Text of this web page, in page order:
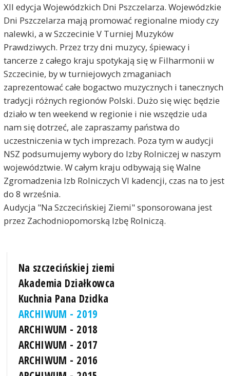
XII edycja Wojewódzkich Dni Pszczelarza. Wojewódzkie
Dni Pszczelarza mają promować regionalne miody czy
nalewki, a w Szczecinie V Turniej Muzyków
Prawdziwych. Przez trzy dni muzycy, śpiewacy i
tancerze z całego kraju spotykają się w Filharmonii w
Szczecinie, by w turniejowych zmaganiach
zaprezentować całe bogactwo muzycznych i tanecznych
tradycji różnych regionów Polski. Dużo się więc będzie
działo w ten weekend w regionie i nie wszędzie uda
nam się dotrzeć, ale zapraszamy państwa do
uczestniczenia w tych imprezach. Poza tym w audycji
NSZ podsumujemy wybory do Izby Rolniczej w naszym
województwie. W całym kraju odbywają się Walne
Zgromadzenia Izb Rolniczych VI kadencji, czas na to jest
do 8 września.
Audycja "Na Szczecińskiej Ziemi" sponsorowana jest
przez Zachodniopomorską Izbę Rolniczą.
Na szczecińskiej ziemi
Akademia Działkowca
Kuchnia Pana Dzidka
ARCHIWUM - 2019
ARCHIWUM - 2018
ARCHIWUM - 2017
ARCHIWUM - 2016